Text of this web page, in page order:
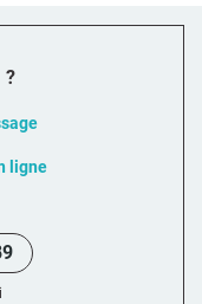
?
ligne